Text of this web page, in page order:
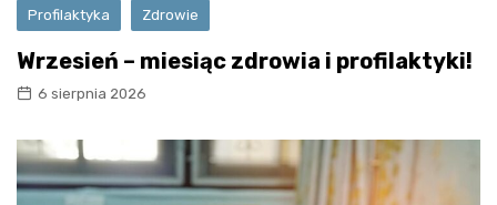
Profilaktyka Zdrowie
Wrzesień – miesiąc zdrowia i profilaktyki!
6 sierpnia 2026